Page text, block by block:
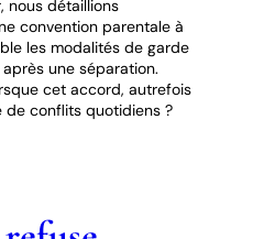
nous détaillions
convention parentale à
les modalités de garde
une séparation.
cet accord, autrefois
de conflits quotidiens ?